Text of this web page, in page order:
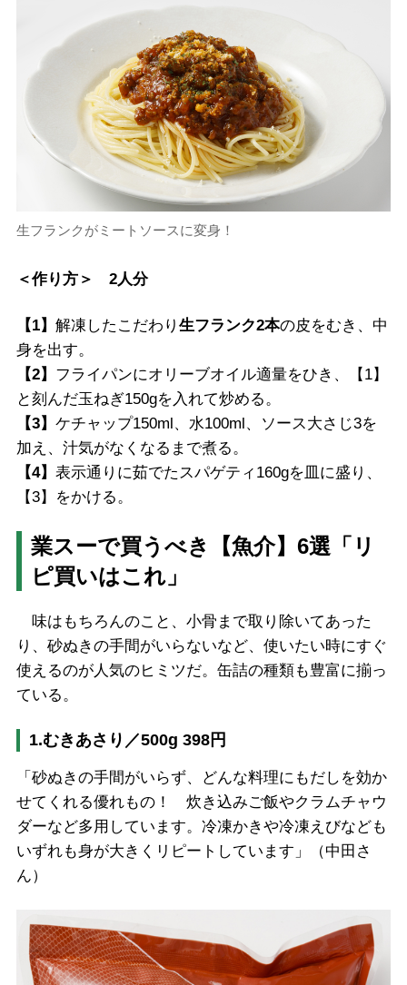
生フランクがミートソースに変身！
＜作り方＞ 2人分
【1】 解凍したこだわり 生フランク2本の皮をむき、中
身を出す。
【2】 フライパンにオリーブオイル適量をひき、【1】
と刻んだ玉ねぎ150gを入れて炒める。
【3】 ケチャップ150ml、水100ml、ソース大さじ3を
加え、汁気がなくなるまで煮る。
【4】 表示通りに茹でたスパゲティ160gを皿に盛り、
【3】をかける。
業スーで買うべき【魚介】6選「リ
ピ買いはこれ」
味はもちろんのこと、小骨まで取り除いてあった
り、砂ぬきの手間がいらないなど、使いたい時にすぐ
使えるのが人気のヒミツだ。缶詰の種類も豊富に揃っ
ている。
1.むきあさり／500g 398円
「砂ぬきの手間がいらず、どんな料理にもだしを効か
せてくれる優れもの！ 炊き込みご飯やクラムチャウ
ダーなど多用しています。冷凍かきや冷凍えびなども
いずれも身が大きくリピートしています」（中田さ
ん）